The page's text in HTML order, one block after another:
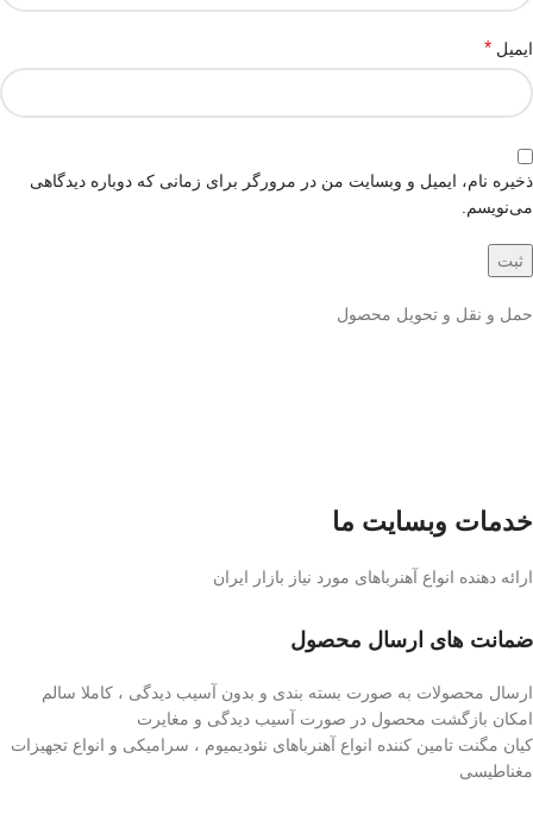
ایمیل *
ذخیره نام، ایمیل و وبسایت من در مرورگر برای زمانی که دوباره دیدگاهی
می‌نویسم.
حمل و نقل و تحویل محصول
خدمات وبسایت ما
ارائه دهنده انواع آهنرباهای مورد نیاز بازار ایران
ضمانت های ارسال محصول
ارسال محصولات به صورت بسته بندی و بدون آسیب دیدگی ، کاملا سالم
امکان بازگشت محصول در صورت آسیب دیدگی و مغایرت
کیان مگنت تامین کننده انواع آهنرباهای نئودیمیوم ، سرامیکی و انواع تجهیزات
مغناطیسی